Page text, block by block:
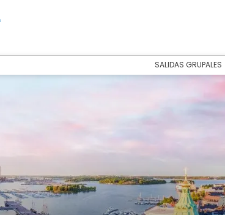
SALIDAS GRUPALES